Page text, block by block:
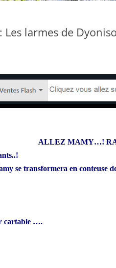
Les larmes de
ALLEZ MAMY…!
se transformera en conteuse
cartable ….